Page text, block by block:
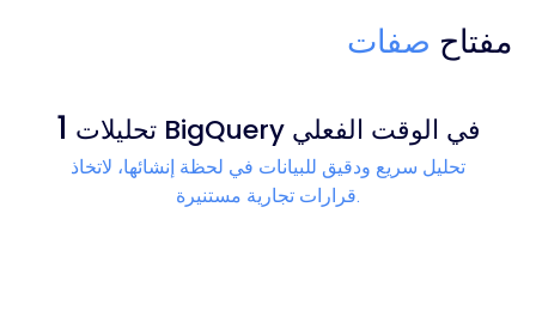
مفتاح صفات
1 تحليلات BigQuery في الوقت الفعلي
تحليل سريع ودقيق للبيانات في لحظة إنشائها، لاتخاذ
قرارات تجارية مستنيرة.